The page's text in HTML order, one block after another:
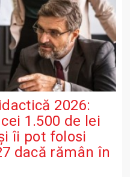
2026:
1.500 de lei
îi pot folosi
dacă rămân în